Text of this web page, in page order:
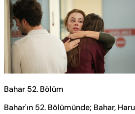
Bahar 52. Bölüm
Bahar'ın 52. Bölümünde; Bahar,